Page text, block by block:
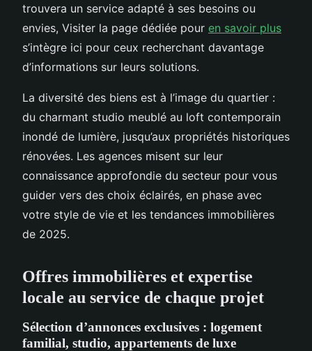
trouvera un service adapté à ses besoins ou
envies, Visiter la page dédiée pour en savoir plus
s’intègre ici pour ceux recherchant davantage
d’informations sur leurs solutions.
La diversité des biens est à l’image du quartier :
du charmant studio meublé au loft contemporain
inondé de lumière, jusqu’aux propriétés historiques
rénovées. Les agences misent sur leur
connaissance approfondie du secteur pour vous
guider vers des choix éclairés, en phase avec
votre style de vie et les tendances immobilières
de 2025.
Offres immobilières et expertise
locale au service de chaque projet
Sélection d’annonces exclusives : logement
familial, studio, appartements de luxe